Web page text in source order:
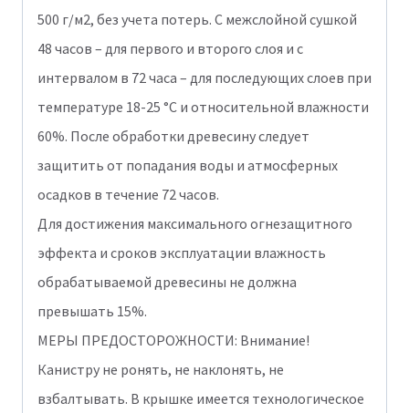
500 г/м2, без учета потерь. С межслойной сушкой
48 часов – для первого и второго слоя и с
интервалом в 72 часа – для последующих слоев при
температуре 18-25 °С и относительной влажности
60%. После обработки древесину следует
защитить от попадания воды и атмосферных
осадков в течение 72 часов.
Для достижения максимального огнезащитного
эффекта и сроков эксплуатации влажность
обрабатываемой древесины не должна
превышать 15%.
МЕРЫ ПРЕДОСТОРОЖНОСТИ: Внимание!
Канистру не ронять, не наклонять, не
взбалтывать. В крышке имеется технологическое